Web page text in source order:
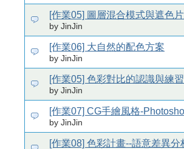
[作業05] 圖層混合模式與遮色
by JinJin
[作業06] 大自然的配色方案
by JinJin
[作業05] 色彩對比的認識與練
by JinJin
[作業07] CG手繪風格-
by JinJin
[作業08] 色彩計畫--語意差異分